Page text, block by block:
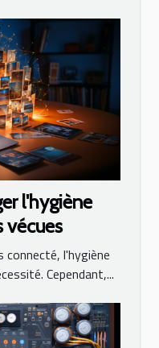
l'hygiène
vécues
connecté, l'hygiène
Cependant,...